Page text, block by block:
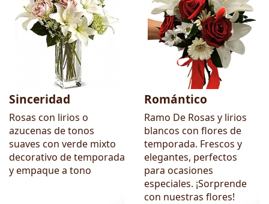
Sinceridad
Rosas con lirios o
azucenas de tonos
suaves con verde mixto
decorativo de temporada
y empaque a tono
Romántico
Ramo De Rosas y lirios
blancos con flores de
temporada. Frescos y
elegantes, perfectos
para ocasiones
especiales. ¡Sorprende
con nuestras flores!